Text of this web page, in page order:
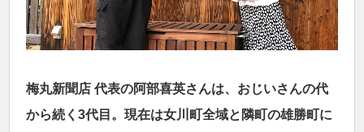
梅丸新聞店 代表の阿部喜英さんは、おじいさんの代
から続く3代目。現在は女川町全域と隣町の雄勝町に